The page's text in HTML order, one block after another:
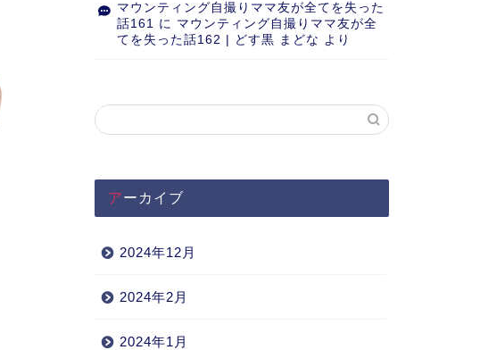
マウンティング自撮りママ友が全てを失った
話161 に マウンティング自撮りママ友が全
てを失った話162 | どす黒 まどな より
アーカイブ
2024年12月
2024年2月
2024年1月